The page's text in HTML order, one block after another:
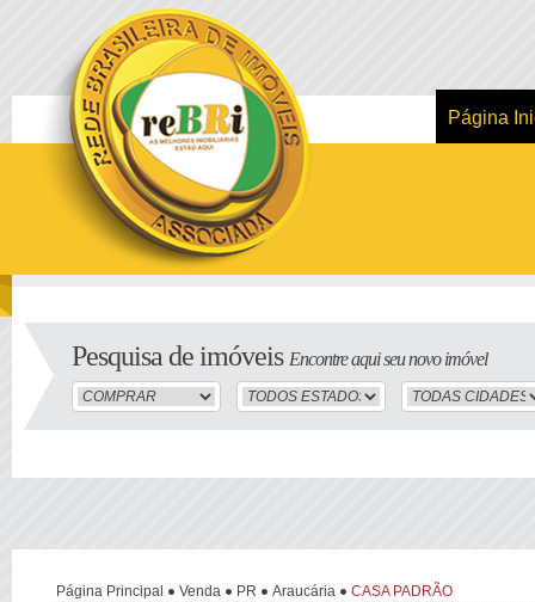
Página
Pesquisa de imóveis Encontre aqui seu novo imóvel
Página Principal Venda PR Araucária CASA PADRÃO